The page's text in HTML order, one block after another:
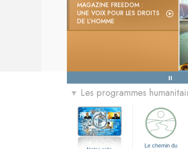
MAGAZINE FREEDOM :
UNE VOIX POUR LES DROITS
DE L’HOMME
▼ Les programmes
Le chemin du